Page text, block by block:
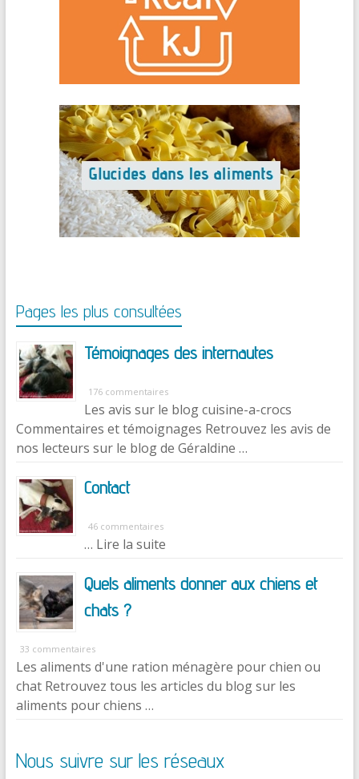
Pages les plus consultées
Témoignages des internautes
176 commentaires
Les avis sur le blog cuisine-a-crocs
Commentaires et témoignages Retrouvez les avis de
nos lecteurs sur le blog de Géraldine …
Contact
46 commentaires
… Lire la suite
Quels aliments donner aux chiens et
chats ?
33 commentaires
Les aliments d'une ration ménagère pour chien ou
chat Retrouvez tous les articles du blog sur les
aliments pour chiens …
Nous suivre sur les réseaux